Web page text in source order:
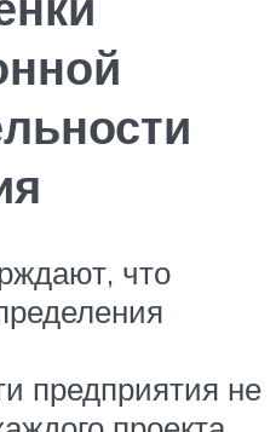
что
предприятия не